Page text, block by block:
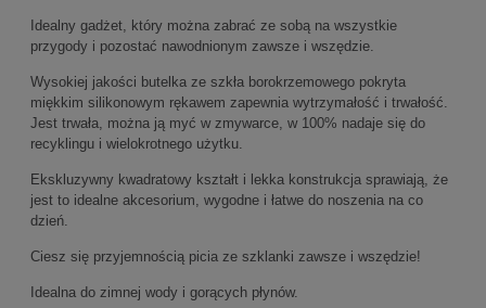
Idealny gadżet, który można zabrać ze sobą na wszystkie
przygody i pozostać nawodnionym zawsze i wszędzie.
Wysokiej jakości butelka ze szkła borokrzemowego pokryta
miękkim silikonowym rękawem zapewnia wytrzymałość i trwałość.
Jest trwała, można ją myć w zmywarce, w 100% nadaje się do
recyklingu i wielokrotnego użytku.
Ekskluzywny kwadratowy kształt i lekka konstrukcja sprawiają, że
jest to idealne akcesorium, wygodne i łatwe do noszenia na co
dzień.
Ciesz się przyjemnością picia ze szklanki zawsze i wszędzie!
Idealna do zimnej wody i gorących płynów.